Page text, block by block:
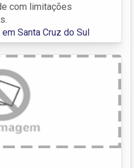
com limitações
Santa Cruz do Sul